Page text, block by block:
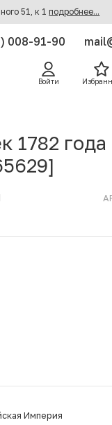
51, к 1 подробнее...
008-91-90
Войти
1782
Империя